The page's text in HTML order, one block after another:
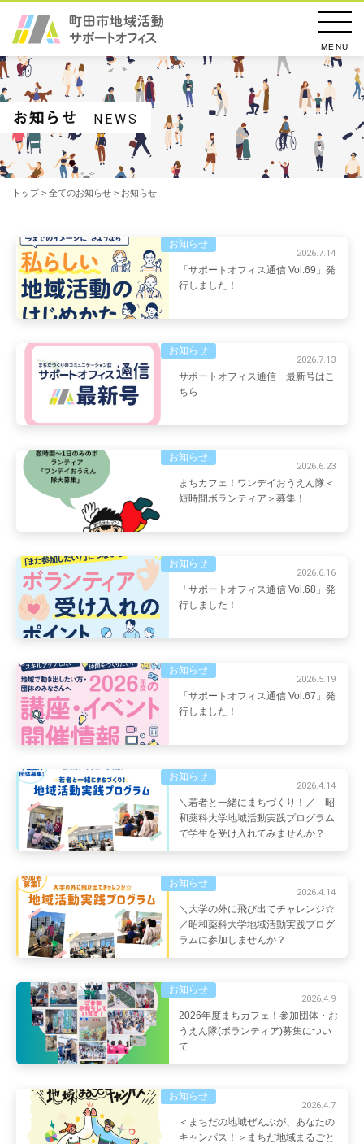
MENU
お知らせ NEWS
トップ> 全てのお知らせ > お知らせ
お知らせ
「サポートオフィス通信 Vol.69」発
行しました！
2026.7.14
お知らせ
サポートオフィス通信 最新号はこ
ちら
2026.7.13
お知らせ
まちカフェ！ワンデイおうえん隊＜
短時間ボランティア＞募集！
2026.6.23
お知らせ
「サポートオフィス通信 Vol.68」発
行しました！
2026.6.16
お知らせ
「サポートオフィス通信 Vol.67」発
行しました！
2026.5.19
お知らせ
＼若者と一緒にまちづくり！／ 昭
和薬科大学地域活動実践プログラム
で学生を受け入れてみませんか？
2026.4.14
お知らせ
＼大学の外に飛び出てチャレンジ☆
／昭和薬科大学地域活動実践プログ
ラムに参加しませんか？
2026.4.14
お知らせ
2026年度まちカフェ！参加団体・お
うえん隊(ボランティア)募集につい
て
2026.4.9
お知らせ
＜まちだの地域ぜんぶが、あなたの
キャンパス！＞まちだ地域まるごと
2026.4.7